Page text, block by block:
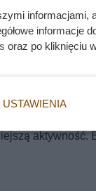
Prawda o
psów. Warto
aktywność.
informacjami,
informacje
oraz po kliknięciu
USTAWIENIA